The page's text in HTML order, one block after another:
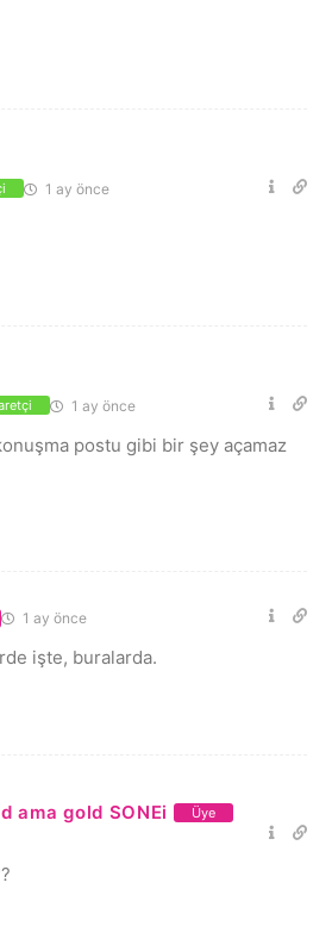
1 ay önce
1 ay önce
postu gibi bir şey açamaz
1 ay önce
işte, buralarda.
ama gold SONEi Üye